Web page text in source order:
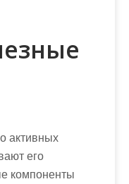
активных
его
компоненты